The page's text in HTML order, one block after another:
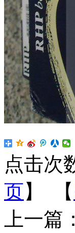
点击次
页】 【
上一篇：